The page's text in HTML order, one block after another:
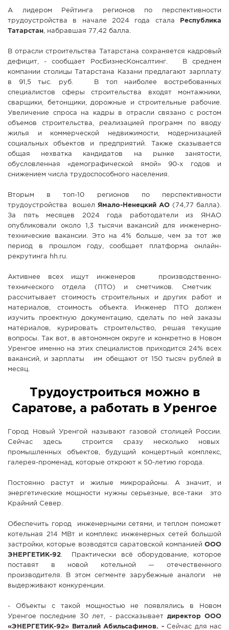
А лидером Рейтинга регионов по перспективности
трудоустройства в начале 2024 года стала
Республика
Татарстан , набравшая 77,42 балла.
В отрасли строительства Татарстана сохраняется кадровый
дефицит, - сообщает РосБизнесКонсалтинг. В среднем
компании столицы Татарстана Казани предлагают зарплату
в 91,5 тыс. руб. В топ наиболее востребованных
специалистов сферы строительства входят монтажники,
сварщики, бетонщики, дорожные и строительные рабочие.
Увеличение спроса на кадры в отрасли связано с ростом
объемов строительства, реализацией программ по вводу
жилья и коммерческой недвижимости, модернизацией
социальных объектов и предприятий. Также сказывается
общая нехватка кандидатов на рынке занятости,
обусловленная «демографической ямой» 90-х годов и
снижением числа трудоспособного населения.
Вторым в топ-10 регионов по перспективности
трудоустройства вошел Ямало-Ненецкий АО (74,77 балла).
За пять месяцев 2024 года работодатели из ЯНАО
опубликовали около 1,3 тысячи вакансий для инженерно-
технические вакансии. Это на 4% больше, чем за тот же
период в прошлом году, сообщает платформа онлайн-
рекрутинга hh.ru.
Активнее всех ищут инженеров производственно-
технического отдела (ПТО) и сметчиков. Сметчик
рассчитывает стоимость строительных и других работ и
материалов, стоимость объекта. Инженер ПТО должен
изучить проектную документацию, сделать по ней заказы
материалов, курировать строительство, решая текущие
вопросы. Так вот, в автономном округе и конкретно в Новом
Уренгое именно на этих специалистов приходится 24% всех
вакансий, и зарплаты им обещают от 150 тысяч рублей в
месяц.
Трудоустроиться можно в
Саратове, а работать в Уренгое
Город Новый Уренгой называют газовой столицей России.
Сейчас здесь строится сразу несколько новых
промышленных объектов, будущий концертный комплекс,
галерея-променад, которые откроют к 50-летию города.
Постоянно растут и жилые микрорайоны. А значит, и
энергетические мощности нужны серьезные, все-таки это
Крайний Север.
Обеспечить город инженерными сетями, и теплом поможет
котельная 214 МВт и комплекс инженерных сетей большой
застройки, которые возводятся саратовской компанией ООО
ЭНЕРГЕТИК-92 . Практически всё оборудование, которое
поставят в новой котельной — отечественного
производителя. В этом сегменте зарубежные аналоги не
выдерживают конкуренции.
- Объекты с такой мощностью не появлялись в Новом
Уренгое последние 30 лет, - рассказывает директор ООО
«ЭНЕРГЕТИК-92» Виталий Абильсафимов. - Сейчас для нас